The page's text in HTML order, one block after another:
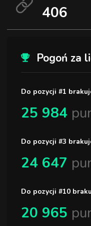
406
Pogoń za
Do pozycji #1
25 984
Do pozycji #3
24 647
Do pozycji #10
20 965